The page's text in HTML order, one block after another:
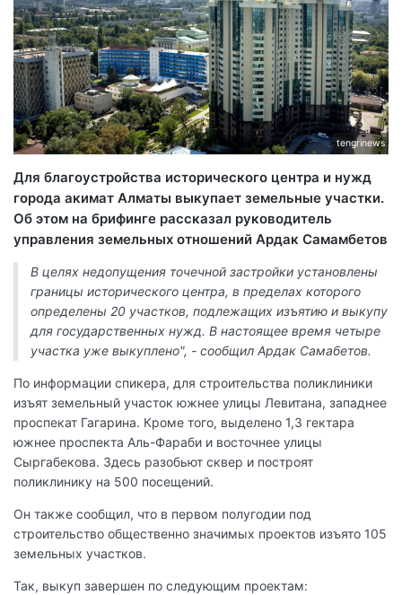
tengrinews
Для благоустройства исторического центра и нужд
города акимат Алматы выкупает земельные участки.
Об этом на брифинге рассказал руководитель
управления земельных отношений Ардак Самамбетов
В целях недопущения точечной застройки установлены
границы исторического центра, в пределах которого
определены 20 участков, подлежащих изъятию и выкупу
для государственных нужд. В настоящее время четыре
участка уже выкуплено", - сообщил Ардак Самабетов.
По информации спикера, для строительства поликлиники
изъят земельный участок южнее улицы Левитана, западнее
проспекат Гагарина. Кроме того, выделено 1,3 гектара
южнее проспекта Аль-Фараби и восточнее улицы
Сыргабекова. Здесь разобьют сквер и построят
поликлинику на 500 посещений.
Он также сообщил, что в первом полугодии под
строительство общественно значимых проектов изъято 105
земельных участков.
Так, выкуп завершен по следующим проектам: